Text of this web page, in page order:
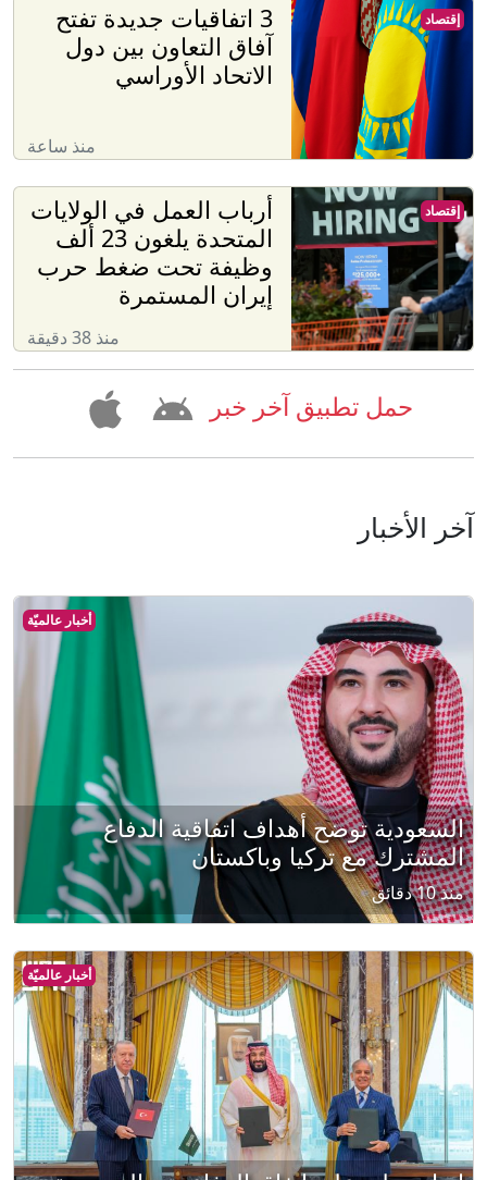
3 اتفاقيات جديدة تفتح
آفاق التعاون بين دول
الاتحاد الأوراسي
منذ ساعة
إقتصاد
أرباب العمل في الولايات
المتحدة يلغون 23 ألف
وظيفة تحت ضغط حرب
إيران المستمرة
منذ 38 دقيقة
إقتصاد
حمل تطبيق آخر خبر
آخر الأخبار
أخبار عالميّة
السعودية توضح أهداف اتفاقية الدفاع
المشترك مع تركيا وباكستان
منذ 10 دقائق
أخبار عالميّة